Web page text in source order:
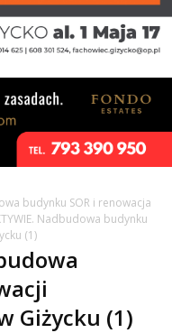
budynku SOR i renowacja
Nadbudowa budynku
(1)
Giżycku (1)